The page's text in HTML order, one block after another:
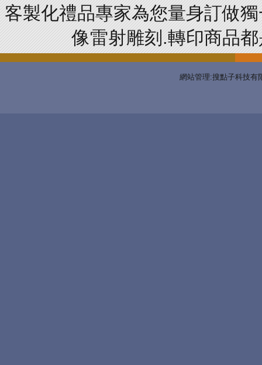
客製化禮品專家為您量身訂做
像雷射雕刻.轉印商品
網站管理:搜點子科技有